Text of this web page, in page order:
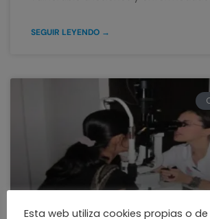
SEGUIR LEYENDO →
Esta web utiliza cookies propias o